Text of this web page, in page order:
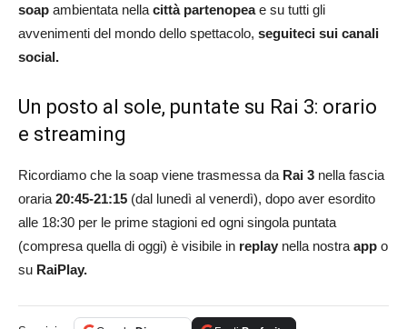
soap ambientata nella città partenopeae su tutti gli
avvenimenti del mondo dello spettacolo, seguiteci sui canali
social.
Un posto al sole, puntate su Rai 3: orario
e streaming
Ricordiamo che la soap viene trasmessa da Rai 3 nella fascia
oraria 20:45-21:15 (dal lunedì al venerdì), dopo aver esordito
alle 18:30 per le prime stagioni ed ogni singola puntata
(compresa quella di oggi) è visibile in replay nella nostra app o
su RaiPlay.